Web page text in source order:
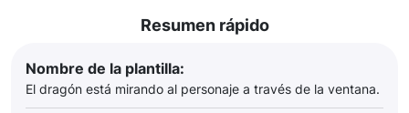
Resumen rápido
Nombre de la plantilla:
El dragón está mirando al personaje a través de la ventana.